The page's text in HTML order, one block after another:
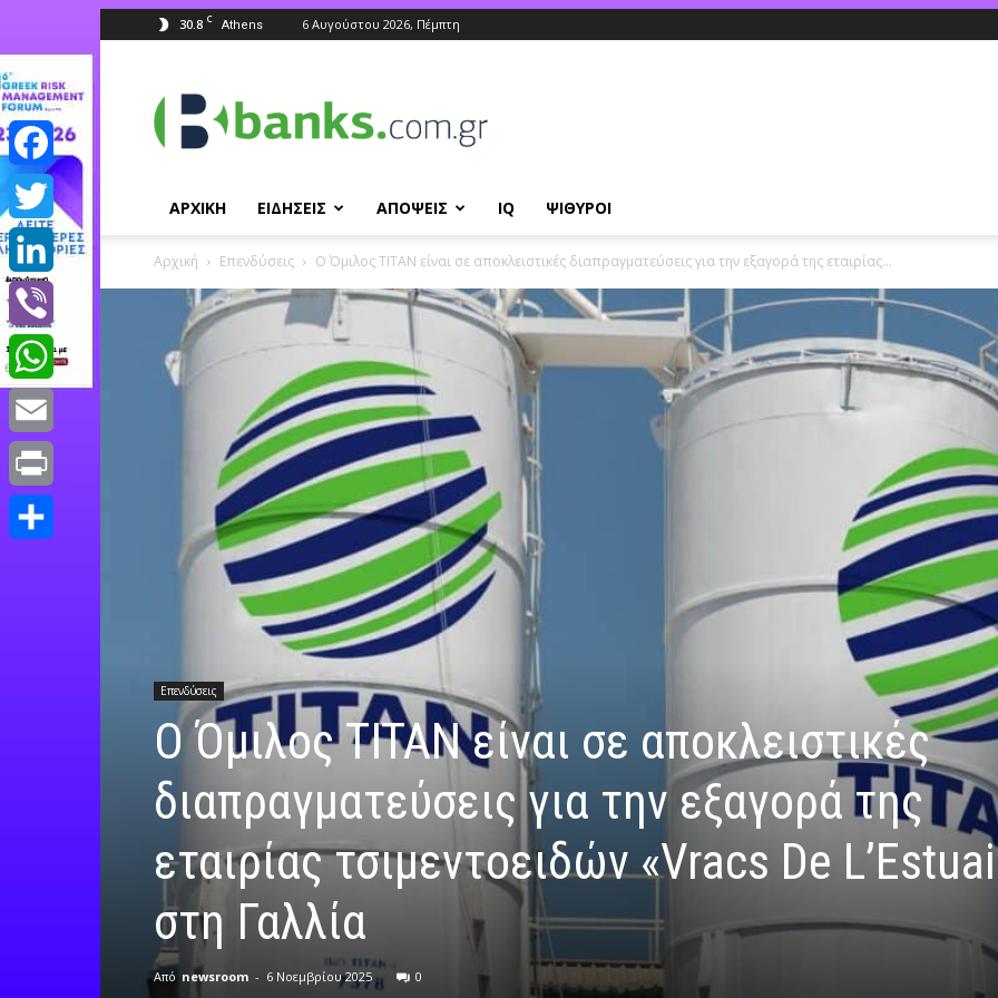
30.8 C Athens 6 Αυγούστου 2026, Πέμπτη
ΑΡΧΙΚΗ ΕΙΔΗΣΕΙΣ ΑΠΟΨΕΙΣ IQ ΨΙΘΥΡΟΙ
Αρχική Επενδύσεις Ο Όμιλος TITAN είναι σε αποκλειστικές διαπραγματεύσεις για την εξαγορά της εταιρίας...
Επενδύσεις
Ο Όμιλος TITAN είναι σε αποκλειστικές
διαπραγματεύσεις για την εξαγορά της
εταιρίας τσιμεντοειδών «Vracs De
στη Γαλλία
Από newsroom - 6 Νοεμβρίου 2025 0
Facebook
Twitter
LinkedIn
Viber
WhatsApp
Email
Print